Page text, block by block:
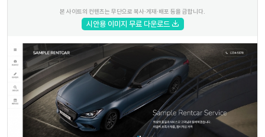
본 사이트의 컨텐츠는 무단으로 복사·게재·배포 등을 금합니다.
시안용 이미지 무료 다운로드